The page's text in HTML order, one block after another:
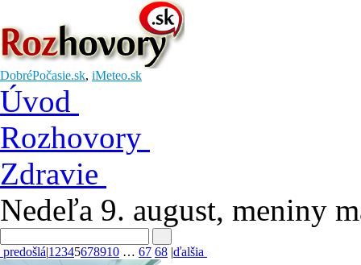
DobréPočasie.sk, iMeteo.sk
Úvod
Rozhovory
Zdravie
Nedeľa 9. august, meniny
predošlá|1 2345678910 … 67 68 |ďalšia